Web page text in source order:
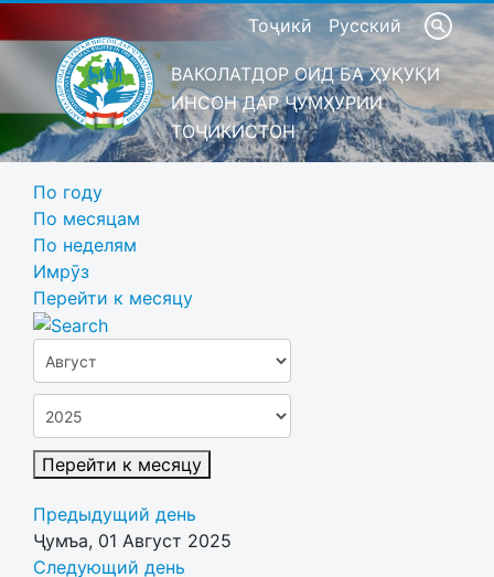
Тоҷикӣ Русский
ВАКОЛАТДОР ОИД БА ҲУҚУҚИ
ИНСОН ДАР ҶУМҲУРИИ
ТОҶИКИСТОН
По году
По месяцам
По неделям
Имрӯз
Перейти к месяцу
Перейти к месяцу
Предыдущий день
Ҷумъа, 01 Август 2025
Следующий день